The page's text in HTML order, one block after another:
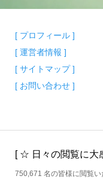
[ プロフィール ]
[ 運営者情報 ]
[ サイトマップ ]
[ お問い合わせ ]
[ ☆ 日々の閲覧に大
750,671 名の皆様に閲覧い